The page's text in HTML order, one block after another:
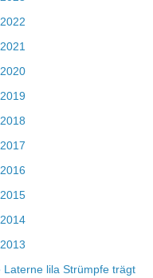
Laterne lila Strümpfe trägt